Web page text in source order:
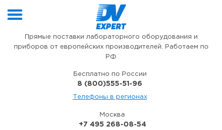
Прямые поставки лабораторного оборудования и
приборов от европейских производителей. Работаем по
РФ
Бесплатно по России
8 (800)555-51-96
Телефоны в регионах
Москва
+7 495 268-08-54